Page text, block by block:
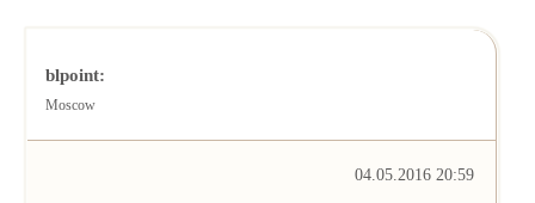
blpoint:
Moscow
04.05.2016 20:59